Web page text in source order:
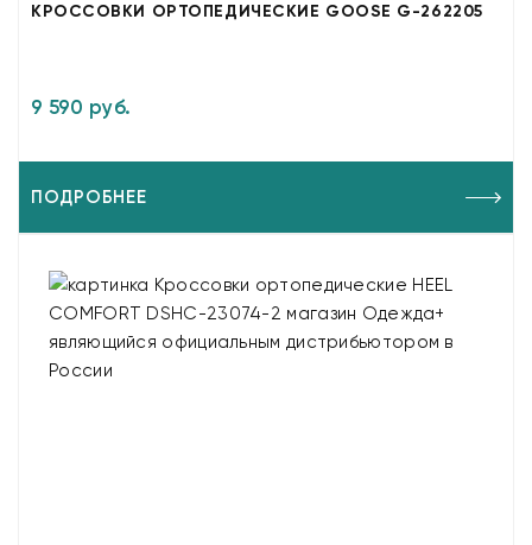
КРОССОВКИ ОРТОПЕДИЧЕСКИЕ GOOSE G-262205
9 590 руб.
ПОДРОБНЕЕ